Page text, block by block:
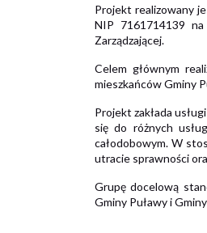
Projekt realizowany
NIP 7161714139
Zarządzającej.
Celem głównym
mieszkańców Gminy
Projekt zakłada
się do różnych
całodobowym. W
utracie sprawności
Grupę docelową
Gminy Puławy i